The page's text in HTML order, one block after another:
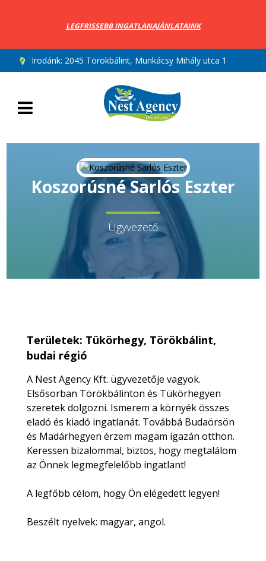
LEGFRISSEBB INGATLANAJÁNLATAINK
Irodánk: 2045 Törökbálint, Munkácsy Mihály utca 10.
Koszorúsné Sarlós Eszter
Ügyvezető
Területek: Tükörhegy, Törökbálint,
budai régió
A Nest Agency Kft. ügyvezetője vagyok.
Elsősorban Törökbálinton és Tükörhegyen
szeretek dolgozni. Ismerem a környék összes
eladó és kiadó ingatlanát. Továbbá Budaörsön
és Madárhegyen érzem magam igazán otthon.
Keressen bizalommal, biztos, hogy megtalálom
az Önnek legmegfelelőbb ingatlant!
A legfőbb célom, hogy Ön elégedett legyen!
Beszélt nyelvek: magyar, angol.